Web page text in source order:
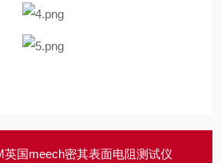
英国meech密其表面电阻测试仪